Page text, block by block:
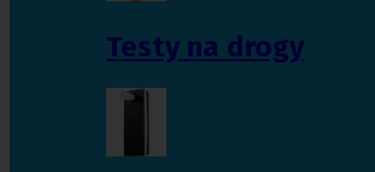
Testy na drogy